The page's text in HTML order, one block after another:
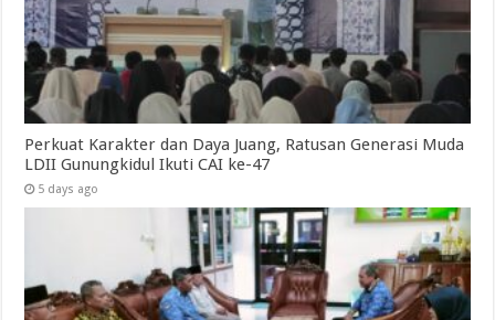
Perkuat Karakter dan Daya Juang, Ratusan Generasi Muda
LDII Gunungkidul Ikuti CAI ke-47
5 days ago